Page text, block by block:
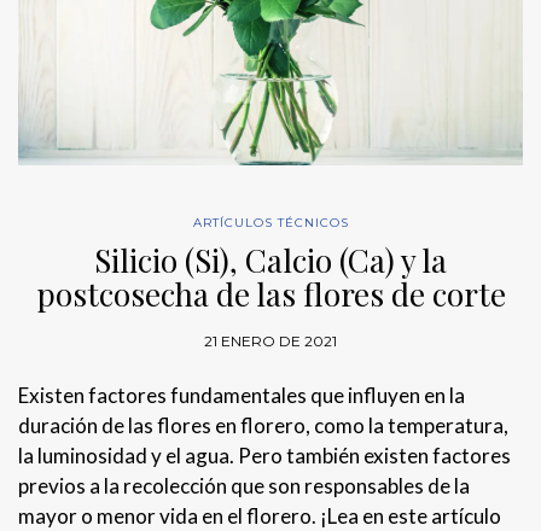
ARTÍCULOS TÉCNICOS
Silicio (Si), Calcio (Ca) y la
postcosecha de las flores de corte
21 ENERO DE 2021
Existen factores fundamentales que influyen en la
duración de las flores en florero, como la temperatura,
la luminosidad y el agua. Pero también existen factores
previos a la recolección que son responsables de la
mayor o menor vida en el florero. ¡Lea en este artículo